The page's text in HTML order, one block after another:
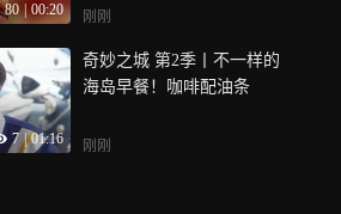
80 | 00:20 刚刚
7 | 01:16
奇妙之城 第2季丨不一样的
海岛早餐！咖啡配油条
刚刚